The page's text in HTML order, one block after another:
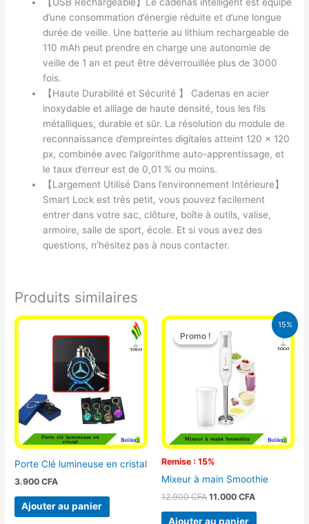
d’une consommation d’énergie réduite et d’une longue
durée de veille. Une batterie au lithium rechargeable de
110 mAh peut prendre en charge une autonomie de
veille de 1 an et peut être déverrouillée plus de 3000
fois.
【Haute Durabilité et Sécurité 】 Cadenas en acier
inoxydable et alliage de haute densité, tous les fils
métalliques, durable et sûr. La résolution du module de
reconnaissance d’empreintes digitales atteint 120 x 120
px, combinée avec l’algorithme auto-apprentissage, et
le taux d’erreur est de 0,01 % ou moins.
【Largement Utilisé Dans l’environnement Intérieure】
Smart Lock est très petit, vous pouvez facilement
entrer dans votre sac, clôture, boîte à outils, valise,
armoire, salle de sport, école. Et si vous avez des
questions, n’hésitez pas à nous contacter.
Produits similaires
Porte Clé lumineuse en cristal
3.900CFA
Ajouter au panier
15%
Promo !
Remise : 15%
Promo !
Mixeur à main Smoothie
12.900CFA
Le
prix
initial
était :
12.900 CFA.
11.000 CFA
Le
Ajouter au panier